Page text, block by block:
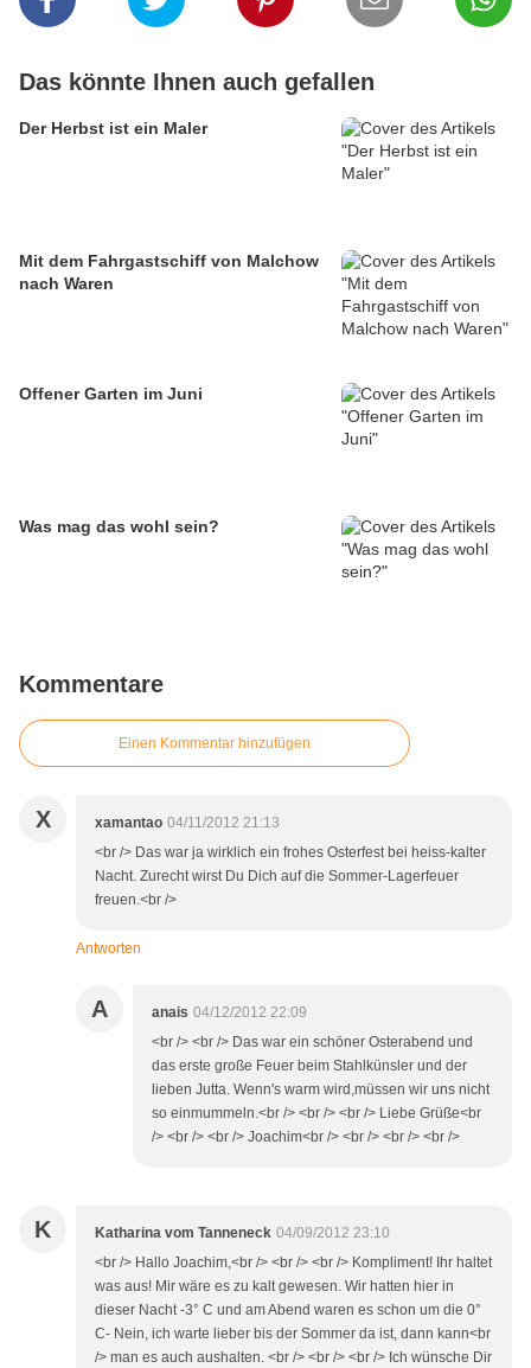
Das könnte Ihnen auch gefallen
Der Herbst ist ein Maler
Mit dem Fahrgastschiff von Malchow
nach Waren
Offener Garten im Juni
Was mag das wohl sein?
Kommentare
Einen Kommentar hinzufügen
X xamantao 04/11/2012 21:13
<br /> Das war ja wirklich ein frohes Osterfest bei heiss-kalter
Nacht. Zurecht wirst Du Dich auf die Sommer-Lagerfeuer
freuen.<br />
Antworten
A anais 04/12/2012 22:09
<br /> <br /> Das war ein schöner Osterabend und
das erste große Feuer beim Stahlkünsler und der
lieben Jutta. Wenn's warm wird,müssen wir uns nicht
so einmummeln.<br /> <br /> <br /> Liebe Grüße<br
/> <br /> <br /> Joachim<br /> <br /> <br /> <br />
K Katharina vom Tanneneck 04/09/2012 23:10
<br /> Hallo Joachim,<br /> <br /> <br /> Kompliment! Ihr haltet
was aus! Mir wäre es zu kalt gewesen. Wir hatten hier in
dieser Nacht -3° C und am Abend waren es schon um die 0°
C- Nein, ich warte lieber bis der Sommer da ist, dann kann<br
/> man es auch aushalten. <br /> <br /> <br /> Ich wünsche Dir